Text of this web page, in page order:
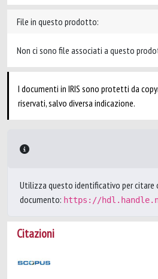
File in questo prodotto:
Non ci sono file associati a questo
I documenti in IRIS sono protetti da
riservati, salvo diversa indicazione.
Utilizza questo identificativo per citare
documento: https://
Citazioni